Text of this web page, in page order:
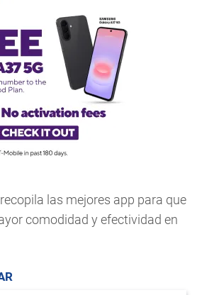
recopila las mejores app para que
comodidad y efectividad en